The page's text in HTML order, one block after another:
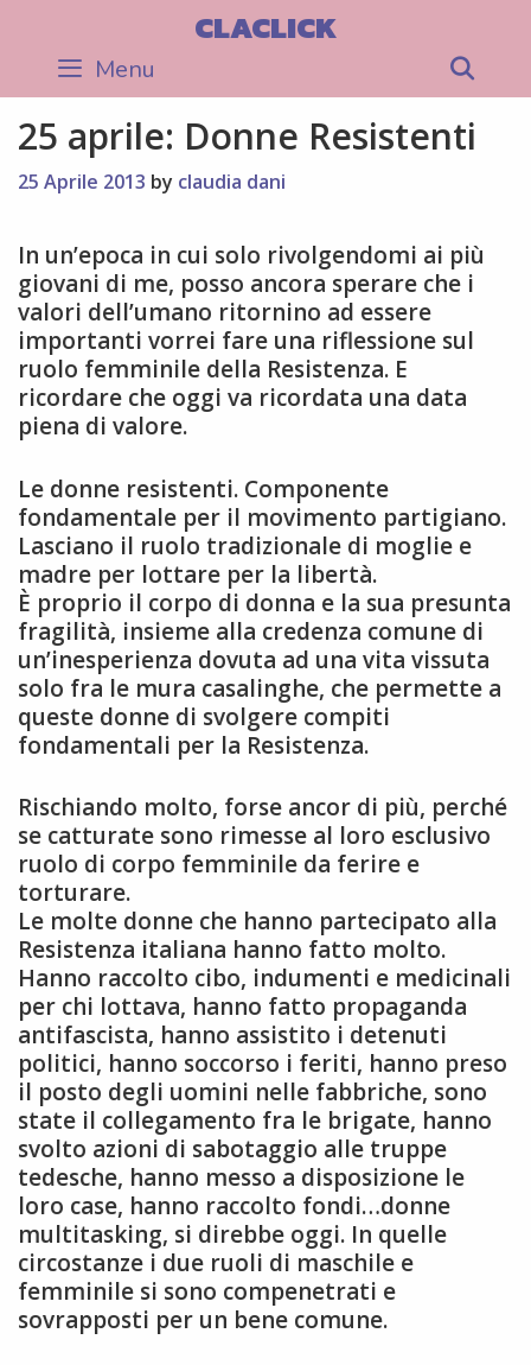
content
CLACLICK
Menu
25 aprile: Donne Resistenti
25 Aprile 2013 by claudia dani
In un’epoca in cui solo rivolgendomi ai più
giovani di me, posso ancora sperare che i
valori dell’umano ritornino ad essere
importanti vorrei fare una riflessione sul
ruolo femminile della Resistenza. E
ricordare che oggi va ricordata una data
piena di valore.
Le donne resistenti. Componente
fondamentale per il movimento partigiano.
Lasciano il ruolo tradizionale di moglie e
madre per lottare per la libertà.
È proprio il corpo di donna e la sua presunta
fragilità, insieme alla credenza comune di
un’inesperienza dovuta ad una vita vissuta
solo fra le mura casalinghe, che permette a
queste donne di svolgere compiti
fondamentali per la Resistenza.
Rischiando molto, forse ancor di più, perché
se catturate sono rimesse al loro esclusivo
ruolo di corpo femminile da ferire e
torturare.
Le molte donne che hanno partecipato alla
Resistenza italiana hanno fatto molto.
Hanno raccolto cibo, indumenti e medicinali
per chi lottava, hanno fatto propaganda
antifascista, hanno assistito i detenuti
politici, hanno soccorso i feriti, hanno preso
il posto degli uomini nelle fabbriche, sono
state il collegamento fra le brigate, hanno
svolto azioni di sabotaggio alle truppe
tedesche, hanno messo a disposizione le
loro case, hanno raccolto fondi…donne
multitasking, si direbbe oggi. In quelle
circostanze i due ruoli di maschile e
femminile si sono compenetrati e
sovrapposti per un bene comune.